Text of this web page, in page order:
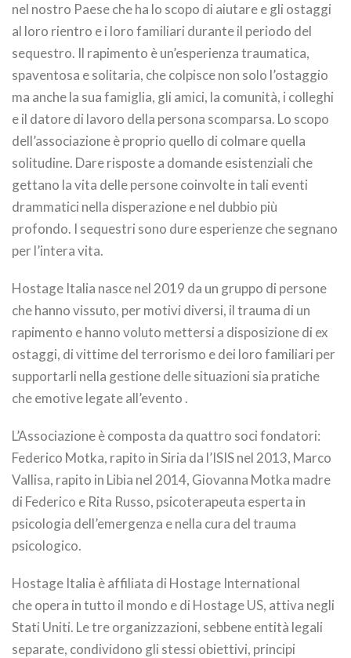
nel nostro Paese che ha lo scopo di aiutare e gli ostaggi
al loro rientro e i loro familiari durante il periodo del
sequestro. Il rapimento è un’esperienza traumatica,
spaventosa e solitaria, che colpisce non solo l’ostaggio
ma anche la sua famiglia, gli amici, la comunità, i colleghi
e il datore di lavoro della persona scomparsa. Lo scopo
dell’associazione è proprio quello di colmare quella
solitudine. Dare risposte a domande esistenziali che
gettano la vita delle persone coinvolte in tali eventi
drammatici nella disperazione e nel dubbio più
profondo. I sequestri sono dure esperienze che segnano
per l’intera vita.
Hostage Italia nasce nel 2019 da un gruppo di persone
che hanno vissuto, per motivi diversi, il trauma di un
rapimento e hanno voluto mettersi a disposizione di ex
ostaggi, di vittime del terrorismo e dei loro familiari per
supportarli nella gestione delle situazioni sia pratiche
che emotive legate all’evento .
L’Associazione è composta da quattro soci fondatori:
Federico Motka, rapito in Siria da l’ISIS nel 2013, Marco
Vallisa, rapito in Libia nel 2014, Giovanna Motka madre
di Federico e Rita Russo, psicoterapeuta esperta in
psicologia dell’emergenza e nella cura del trauma
psicologico.
Hostage Italia è affiliata di Hostage International
che opera in tutto il mondo e di Hostage US, attiva negli
Stati Uniti. Le tre organizzazioni, sebbene entità legali
separate, condividono gli stessi obiettivi, principi